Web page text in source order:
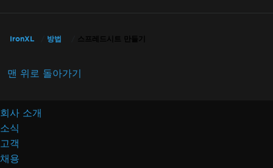
IronXL 방법 스프레드시트 만들기
맨 위로 돌아가기
회사 소개
소식
고객
채용